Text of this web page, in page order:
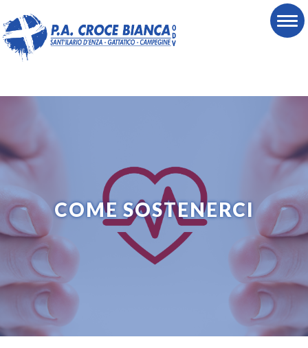
COME SOSTENERCI